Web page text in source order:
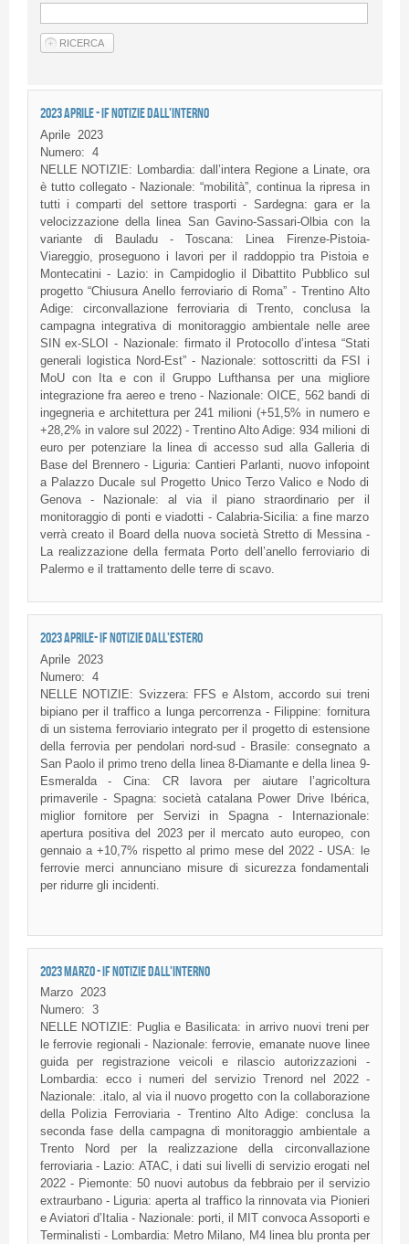
2023 APRILE - IF NOTIZIE DALL'INTERNO
Aprile 2023
Numero: 4
NELLE NOTIZIE: Lombardia: dall’intera Regione a Linate, ora
è tutto collegato - Nazionale: “mobilità”, continua la ripresa in
tutti i comparti del settore trasporti - Sardegna: gara er la
velocizzazione della linea San Gavino-Sassari-Olbia con la
variante di Bauladu - Toscana: Linea Firenze-Pistoia-
Viareggio, proseguono i lavori per il raddoppio tra Pistoia e
Montecatini - Lazio: in Campidoglio il Dibattito Pubblico sul
progetto “Chiusura Anello ferroviario di Roma” - Trentino Alto
Adige: circonvallazione ferroviaria di Trento, conclusa la
campagna integrativa di monitoraggio ambientale nelle aree
SIN ex-SLOI - Nazionale: firmato il Protocollo d’intesa “Stati
generali logistica Nord-Est” - Nazionale: sottoscritti da FSI i
MoU con Ita e con il Gruppo Lufthansa per una migliore
integrazione fra aereo e treno - Nazionale: OICE, 562 bandi di
ingegneria e architettura per 241 milioni (+51,5% in numero e
+28,2% in valore sul 2022) - Trentino Alto Adige: 934 milioni di
euro per potenziare la linea di accesso sud alla Galleria di
Base del Brennero - Liguria: Cantieri Parlanti, nuovo infopoint
a Palazzo Ducale sul Progetto Unico Terzo Valico e Nodo di
Genova - Nazionale: al via il piano straordinario per il
monitoraggio di ponti e viadotti - Calabria-Sicilia: a fine marzo
verrà creato il Board della nuova società Stretto di Messina -
La realizzazione della fermata Porto dell’anello ferroviario di
Palermo e il trattamento delle terre di scavo.
2023 APRILE- IF NOTIZIE DALL'ESTERO
Aprile
2023
Numero: 4
NELLE NOTIZIE: Svizzera: FFS e Alstom, accordo sui treni
bipiano per il traffico a lunga percorrenza - Filippine: fornitura
di un sistema ferroviario integrato per il progetto di estensione
della ferrovia per pendolari nord-sud - Brasile: consegnato a
San Paolo il primo treno della linea 8-Diamante e della linea 9-
Esmeralda - Cina: CR lavora per aiutare l’agricoltura
primaverile - Spagna: società catalana Power Drive Ibérica,
miglior fornitore per Servizi in Spagna - Internazionale:
apertura positiva del 2023 per il mercato auto europeo, con
gennaio a +10,7% rispetto al primo mese del 2022 - USA: le
ferrovie merci annunciano misure di sicurezza fondamentali
per ridurre gli incidenti.
2023 MARZO - IF NOTIZIE DALL'INTERNO
Marzo 2023
Numero: 3
NELLE NOTIZIE: Puglia e Basilicata: in arrivo nuovi treni per
le ferrovie regionali - Nazionale: ferrovie, emanate nuove linee
guida per registrazione veicoli e rilascio autorizzazioni -
Lombardia: ecco i numeri del servizio Trenord nel 2022 -
Nazionale: .italo, al via il nuovo progetto con la collaborazione
della Polizia Ferroviaria - Trentino Alto Adige: conclusa la
seconda fase della campagna di monitoraggio ambientale a
Trento Nord per la realizzazione della circonvallazione
ferroviaria - Lazio: ATAC, i dati sui livelli di servizio erogati nel
2022 - Piemonte: 50 nuovi autobus da febbraio per il servizio
extraurbano - Liguria: aperta al traffico la rinnovata via Pionieri
e Aviatori d’Italia - Nazionale: porti, il MIT convoca Assoporti e
Terminalisti - Lombardia: Metro Milano, M4 linea blu pronta per